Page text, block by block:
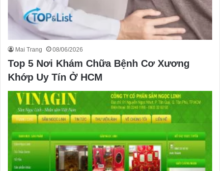
Mai Trang 08/06/2026
Top 5 Nơi Khám Chữa Bệnh Cơ Xương
Khớp Uy Tín Ở HCM